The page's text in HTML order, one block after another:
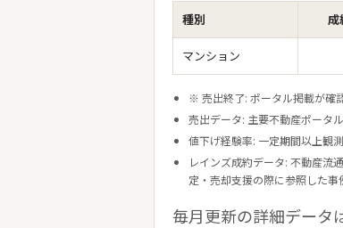
種別 成
マンション
※ 売出終了: ポータル掲載が確
売出データ: 主要不動産ポータ
値下げ経験率: 一定期間以上観
レインズ成約データ: 不動産流
定・売却支援の際に参照した
毎月更新の詳細データ